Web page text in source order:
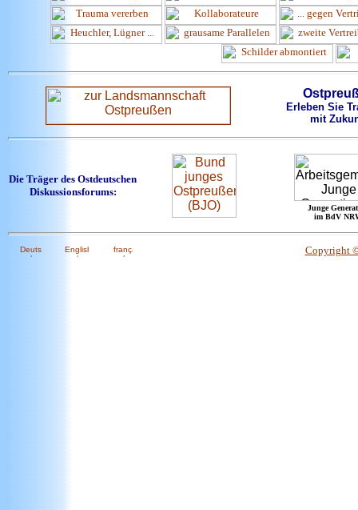
Erleben Sie
mit
Die Träger des Ostdeutschen
Diskussionsforums:
Junge
im BdV
Copyright